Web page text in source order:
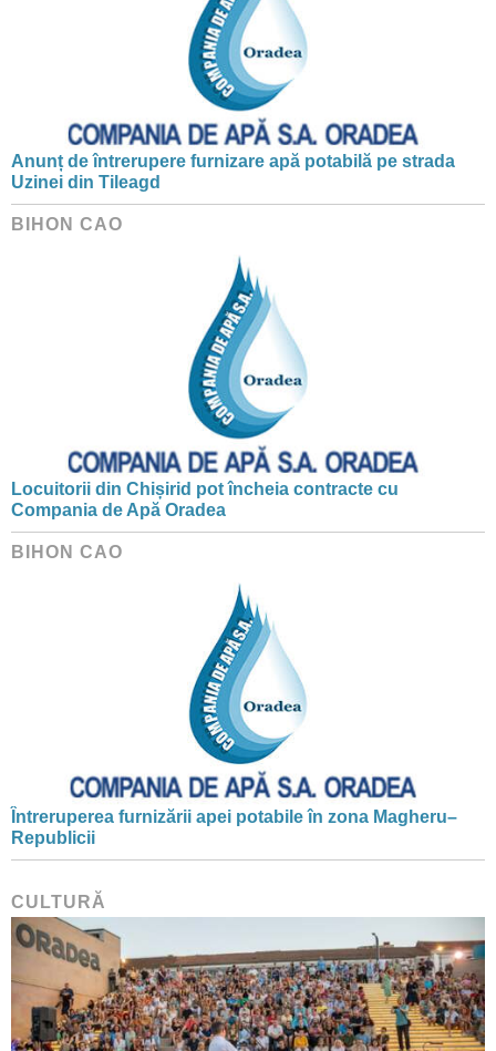
Anunț de întrerupere furnizare apă potabilă pe strada
Uzinei din Tileagd
BIHON CAO
Locuitorii din Chișirid pot încheia contracte cu
Compania de Apă Oradea
BIHON CAO
Întreruperea furnizării apei potabile în zona Magheru–
Republicii
CULTURĂ